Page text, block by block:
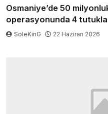
Osmaniye’de 50 milyonluk
operasyonunda 4
SoleKinG 22 Haziran 2026